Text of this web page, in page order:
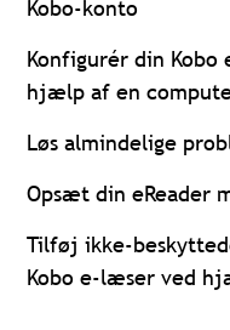
Kobo-konto
Konfigurér din
hjælp af en
Løs almindelige
Opsæt din eReader
Tilføj ikke-
Kobo e-læser ved